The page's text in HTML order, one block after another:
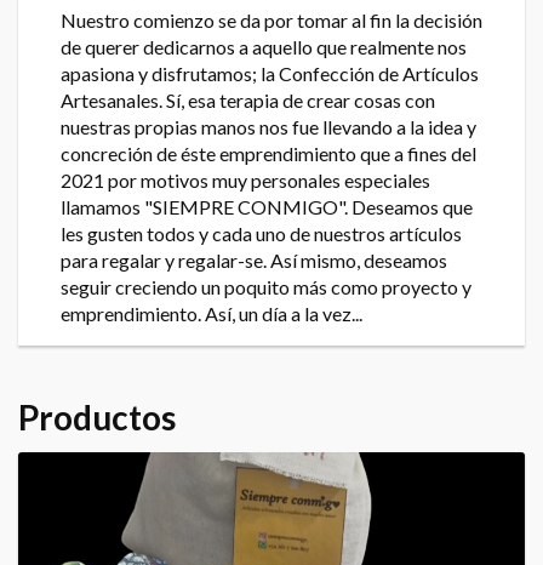
Nuestro comienzo se da por tomar al fin la decisión
de querer dedicarnos a aquello que realmente nos
apasiona y disfrutamos; la Confección de Artículos
Artesanales. Sí, esa terapia de crear cosas con
nuestras propias manos nos fue llevando a la idea y
concreción de éste emprendimiento que a fines del
2021 por motivos muy personales especiales
llamamos "SIEMPRE CONMIGO". Deseamos que
les gusten todos y cada uno de nuestros artículos
para regalar y regalar-se. Así mismo, deseamos
seguir creciendo un poquito más como proyecto y
emprendimiento. Así, un día a la vez...
Productos